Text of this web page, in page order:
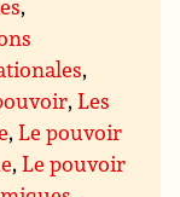
,
,Les
,Le pouvoir
,Le pouvoir